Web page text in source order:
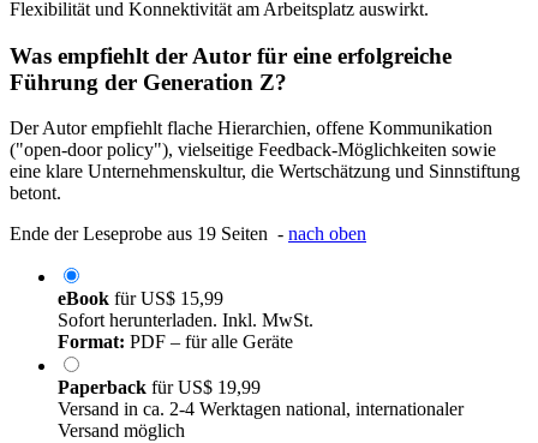
Flexibilität und Konnektivität am Arbeitsplatz auswirkt.
Was empfiehlt der Autor für eine erfolgreiche
Führung der Generation Z?
Der Autor empfiehlt flache Hierarchien, offene Kommunikation
("open-door policy"), vielseitige Feedback-Möglichkeiten sowie
eine klare Unternehmenskultur, die Wertschätzung und Sinnstiftung
betont.
Ende der Leseprobe aus 19 Seiten - nach oben
eBook fürUS$ 15,99
Sofort herunterladen. Inkl. MwSt.
Format: PDF – für alle Geräte
Paperback fürUS$ 19,99
Versand in ca. 2-4 Werktagen national, internationaler
Versand möglich